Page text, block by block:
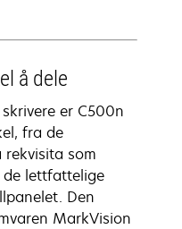
å dele
er C500n
fra de
rekvisita som
lettfattelige
Den
MarkVision